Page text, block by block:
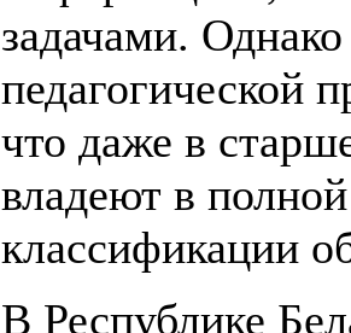
задачами.
педагогической
что даже в
владеют в
классификации
В Республике